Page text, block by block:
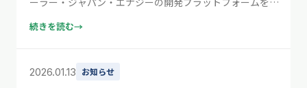
続きを読む→
2026.01.13 お知らせ